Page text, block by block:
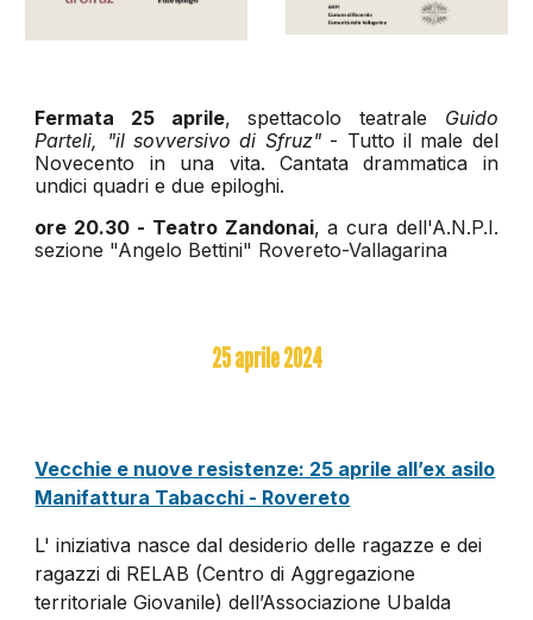
Fermata 25 aprile, spettacolo teatrale Guido
Parteli, "il sovversivo di Sfruz" - Tutto il male del
Novecento in una vita. Cantata drammatica in
undici quadri e due epiloghi.
ore 20.30 - Teatro Zandonai, a cura dell'A.N.P.I.
sezione "Angelo Bettini" Rovereto-Vallagarina
25aprile 2024
Vecchie e nuove resistenze: 25 aprile all’ex asilo
Manifattura Tabacchi - Rovereto
L' iniziativa nasce dal desiderio delle ragazze e dei
ragazzi di RELAB (Centro di Aggregazione
territoriale Giovanile) dell’Associazione Ubalda